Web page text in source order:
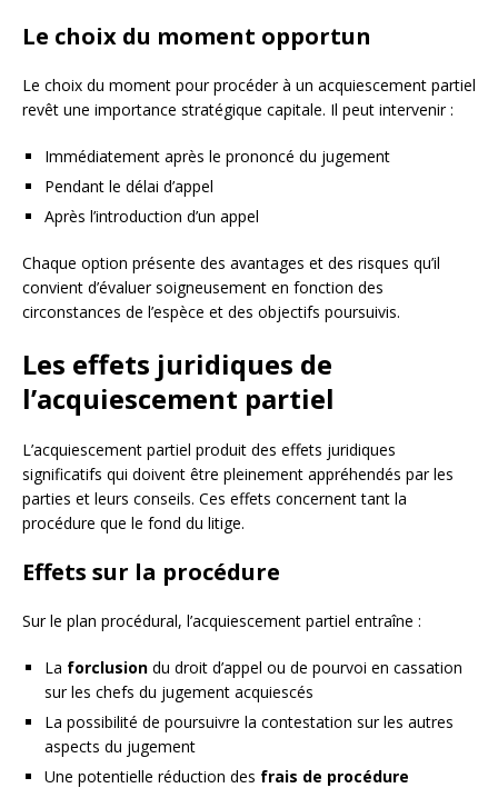
Le choix du moment opportun
Le choix du moment pour procéder à un acquiescement partiel
revêt une importance stratégique capitale. Il peut intervenir :
Immédiatement après le prononcé du jugement
Pendant le délai d’appel
Après l’introduction d’un appel
Chaque option présente des avantages et des risques qu’il
convient d’évaluer soigneusement en fonction des
circonstances de l’espèce et des objectifs poursuivis.
Les effets juridiques de
l’acquiescement partiel
L’acquiescement partiel produit des effets juridiques
significatifs qui doivent être pleinement appréhendés par les
parties et leurs conseils. Ces effets concernent tant la
procédure que le fond du litige.
Effets sur la procédure
Sur le plan procédural, l’acquiescement partiel entraîne :
La forclusion du droit d’appel ou de pourvoi en cassation
sur les chefs du jugement acquiescés
La possibilité de poursuivre la contestation sur les autres
aspects du jugement
Une potentielle réduction des frais de procédure